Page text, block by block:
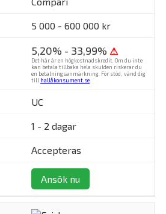
5 000 - 600 000 kr
5,20% - 33,99% ⚠
Det här är en högkostnadskredit. Om du inte
kan betala tillbaka hela skulden riskerar du
en betalningsanmärkning. För stöd, vänd dig
till hallåkonsument.se
UC
1 - 2 dagar
Accepteras
Ansök nu